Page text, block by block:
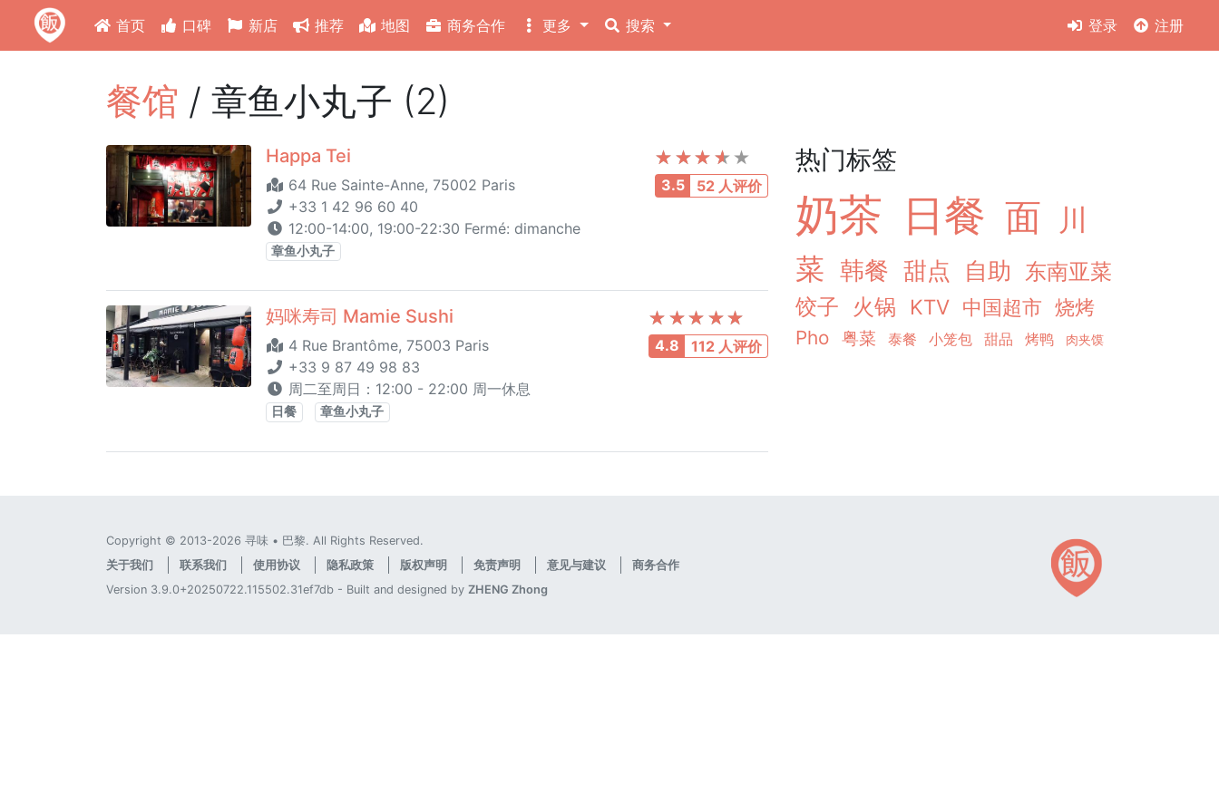
首页 口碑 新店 推荐 地图 商务合作 更多 搜索 登录 注册
餐馆 / 章鱼小丸子 (2)
3.5 52 人评价
Happa Tei
64 Rue Sainte-Anne, 75002 Paris
+33 1 42 96 60 40
12:00-14:00, 19:00-22:30 Fermé: dimanche
章鱼小丸子
4.8 112 人评价
妈咪寿司 Mamie Sushi
4 Rue Brantôme, 75003 Paris
+33 9 87 49 98 83
周二至周日：12:00 - 22:00 周一休息
日餐 章鱼小丸子
热门标签
奶茶 日餐 面
川
菜 韩餐 甜点 自助
东南亚菜
饺子
火锅 KTV 中国超市 烧烤
Pho 粤菜 泰餐 小笼包 甜品 烤鸭 肉夹馍
Copyright © 2013-2026 寻味 • 巴黎. All Rights Reserved.
关于我们
联系我们 使用协议 隐私政策 版权声明 免责声明 意见与建议
商务合作
Version 3.9.0+20250722.115502.31ef7db - Built and designed by ZHENG Zhong